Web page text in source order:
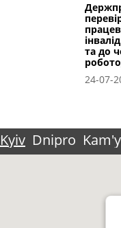
та до
24-07-
Kyiv Dnipro